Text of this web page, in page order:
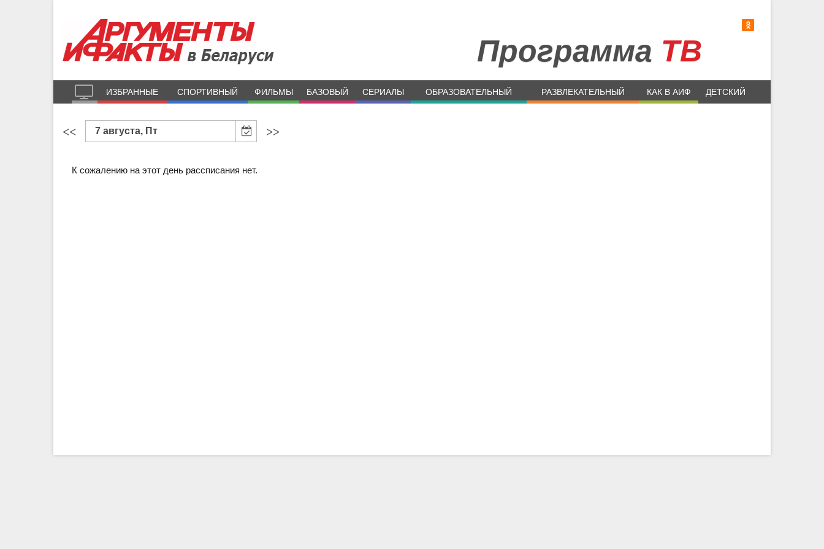
Программа ТВ
ИЗБРАННЫЕ СПОРТИВНЫЙ ФИЛЬМЫ БАЗОВЫЙ СЕРИАЛЫ ОБРАЗОВАТЕЛЬНЫЙ РАЗВЛЕКАТЕЛЬНЫЙ КАК В АИФ ДЕТСКИЙ
<< 7 августа, Пт >>
К сожалению на этот день рассписания нет.